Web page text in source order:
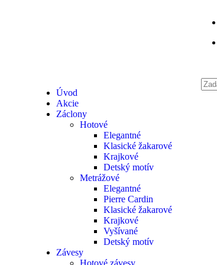
Úvod
Akcie
Záclony
Hotové
Elegantné
Klasické žakarové
Krajkové
Detský motív
Metrážové
Elegantné
Pierre Cardin
Klasické žakarové
Krajkové
Vyšívané
Detský motív
Závesy
Hotové závesy